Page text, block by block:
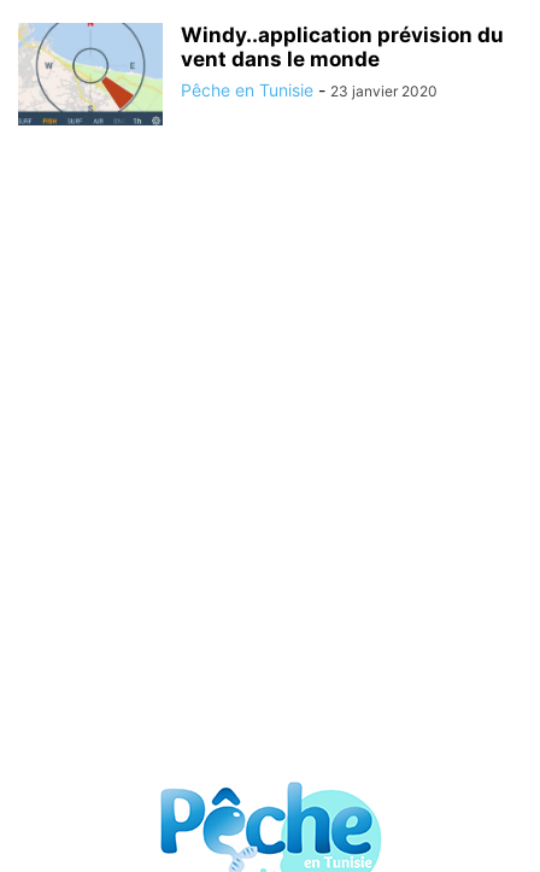
Windy..application prévision du
vent dans le monde
Pêche en Tunisie - 23 janvier 2020